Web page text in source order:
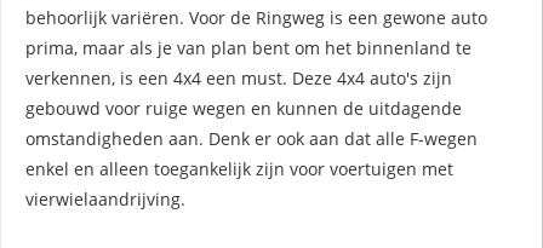
behoorlijk variëren. Voor de Ringweg is een gewone auto
prima, maar als je van plan bent om het binnenland te
verkennen, is een 4x4 een must. Deze 4x4 auto's zijn
gebouwd voor ruige wegen en kunnen de uitdagende
omstandigheden aan. Denk er ook aan dat alle F-wegen
enkel en alleen toegankelijk zijn voor voertuigen met
vierwielaandrijving.